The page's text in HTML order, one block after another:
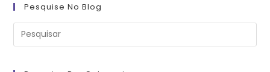
Pesquise No Blog